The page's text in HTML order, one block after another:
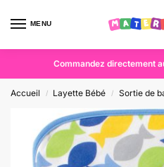
MENU
Commandez directement
Accueil / Layette Bébé / Sortie de